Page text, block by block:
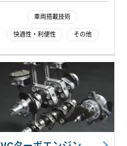
車両搭載技術
快適性・利便性 その他